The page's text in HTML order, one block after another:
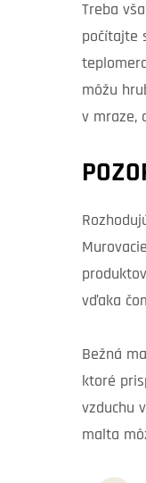
Treba
počítajte
môžu
v mraze,
vďaka
Bežná
ktoré
vzduchu
malta